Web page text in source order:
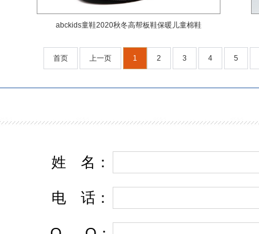
abckids童鞋2020秋冬高帮板鞋保暖儿童棉鞋
首页 上一页 1 2 3 4 5
姓 名 ：
电 话 ：